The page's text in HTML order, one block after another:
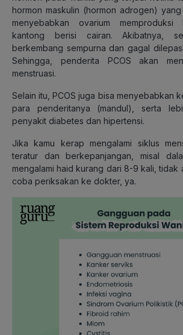
hormon maskulin (hormon adrogen)
menyebabkan ovarium memproduksi
kantong berisi cairan. Akibatnya,
berkembang sempurna dan gagal
Sehingga, penderita PCOS akan
menstruasi.
Selain itu, PCOS juga bisa menyebabkan
para penderitanya (mandul), serta
penyakit diabetes dan hipertensi.
Jika kamu kerap mengalami siklus
teratur dan berkepanjangan, misal
mengalami haid kurang dari 8-9 kali, tidak
coba periksakan ke dokter, ya.